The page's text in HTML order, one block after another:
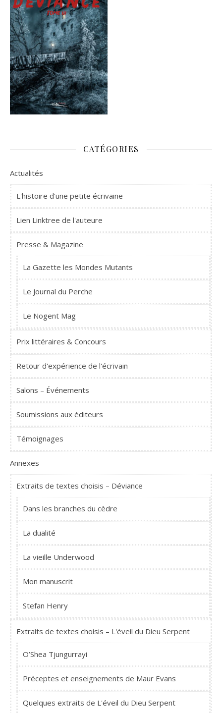
CATÉGORIES
Actualités
L'histoire d'une petite écrivaine
Lien Linktree de l'auteure
Presse & Magazine
La Gazette les Mondes Mutants
Le Journal du Perche
Le Nogent Mag
Prix littéraires & Concours
Retour d'expérience de l'écrivain
Salons – Événements
Soumissions aux éditeurs
Témoignages
Annexes
Extraits de textes choisis – Déviance
Dans les branches du cèdre
La dualité
La vieille Underwood
Mon manuscrit
Stefan Henry
Extraits de textes choisis – L'éveil du Dieu Serpent
O’Shea Tjungurrayi
Préceptes et enseignements de Maur Evans
Quelques extraits de L'éveil du Dieu Serpent